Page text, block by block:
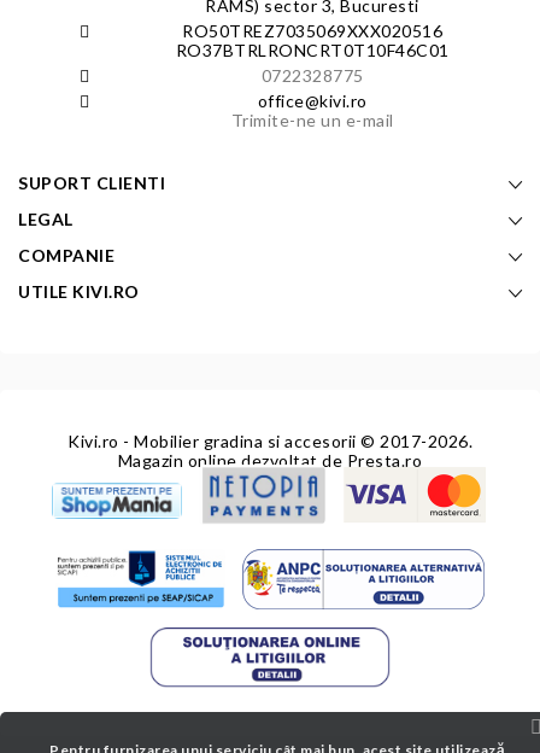
RAMS) sector 3, Bucuresti
RO50TREZ7035069XXX020516
RO37BTRLRONCRT0T10F46C01
0722328775
office@kivi.ro
Trimite-ne un e-mail
SUPORT CLIENTI
LEGAL
COMPANIE
UTILE KIVI.RO
Kivi.ro - Mobilier gradina si accesorii © 2017-2026.
Magazin online dezvoltat de Presta.ro